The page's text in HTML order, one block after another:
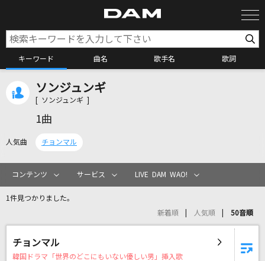
キーワード 曲名 歌手名 歌詞
カラオケ検索
カラオケリクエスト
ソンジュンギ
[ ソンジュンギ ]
1曲
人気曲 チョンマル
コンテンツ サービス LIVE DAM WAO!
1件見つかりました。
新着順 人気順 50音順
チョンマル
韓国ドラマ「世界のどこにもいない優しい男」挿入歌